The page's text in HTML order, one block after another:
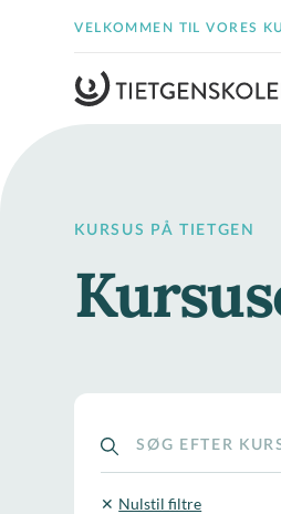
VELKOMMEN TIL VORES
KURSUS PÅ TIETGEN
Nulstil filtre